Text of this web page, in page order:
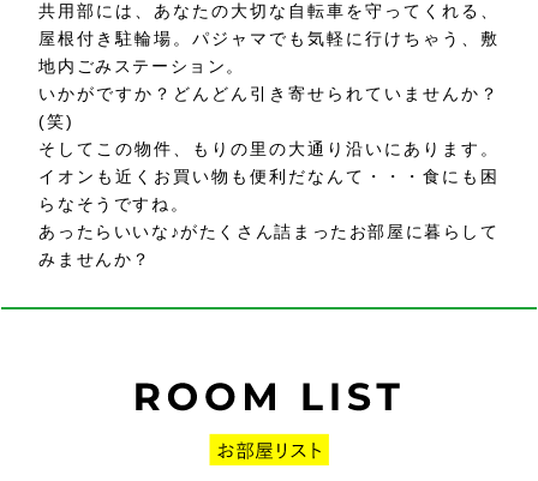
共用部には、あなたの大切な自転車を守ってくれる、
屋根付き駐輪場。パジャマでも気軽に行けちゃう、敷
地内ごみステーション。
いかがですか？どんどん引き寄せられていませんか？
(笑)
そしてこの物件、もりの里の大通り沿いにあります。
イオンも近くお買い物も便利だなんて・・・食にも困
らなそうですね。
あったらいいな♪がたくさん詰まったお部屋に暮らして
みませんか？